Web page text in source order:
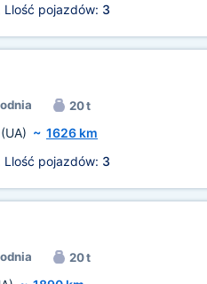
Llość pojazdów: 3
20 t
(UA) ~ 1626 km
Llość pojazdów: 3
20 t